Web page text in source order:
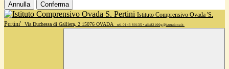
Annulla Conferma
Istituto Comprensivo Ovada 'S.
Pertini'
Via Duchessa di Galliera, 2 15076 OVADA tel. 0143 80135 • alic82100g@istruzione.it